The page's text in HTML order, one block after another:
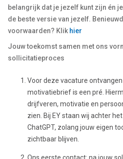
belangrijk dat je jezelf kunt zijn én
de beste versie van jezelf.
voorwaarden? Klik hier
Jouw toekomst samen met ons
sollicitatieproces
Voor deze vacature ontvangen
motivatiebrief is een pré.
drijfveren, motivatie en
zien. Bij EY staan wij achter
ChatGPT, zolang jouw eigen
zichtbaar blijven.